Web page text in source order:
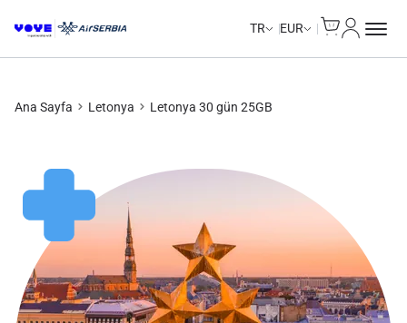
TR EUR
Ana Sayfa Letonya Letonya 30 gün 25GB